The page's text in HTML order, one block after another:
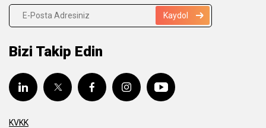
Kaydol
Bizi Takip Edin
KVKK